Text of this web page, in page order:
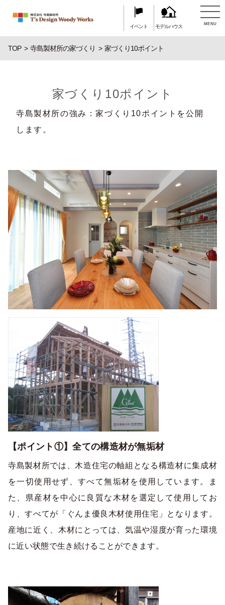
イベント モデルハウス MENU
TOP 寺島製材所の家づくり 家づくり10ポイント
家づくり10ポイント
寺島製材所の強み：家づくり10ポイントを公開
します。
【ポイント①】全ての構造材が無垢材
寺島製材所では、木造住宅の軸組となる構造材に集成材
を一切使用せず、すべて無垢材を使用しています。ま
た、県産材を中心に良質な木材を選定して使用してお
り、すべてが「ぐんま優良木材使用住宅」となります。
産地に近く、木材にとっては、気温や湿度が育った環境
に近い状態で生き続けることができます。